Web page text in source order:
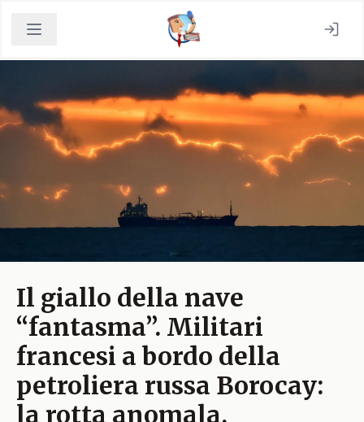
Il giallo della nave
“fantasma”. Militari
francesi a bordo della
petroliera russa Borocay:
la rotta anomala,